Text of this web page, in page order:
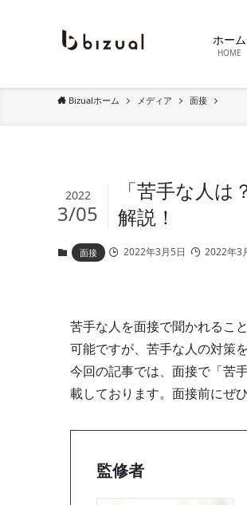
ホーム
HOME
Bizualホーム メディア 面接
「苦手な人
解説！
2022
3/05
面接 2022年3月5日 2022年3
苦手な人を面接で聞かれるこ
可能ですが、苦手な人の対策
今回の記事では、面接で「苦
載しております。面接前にぜ
監修者